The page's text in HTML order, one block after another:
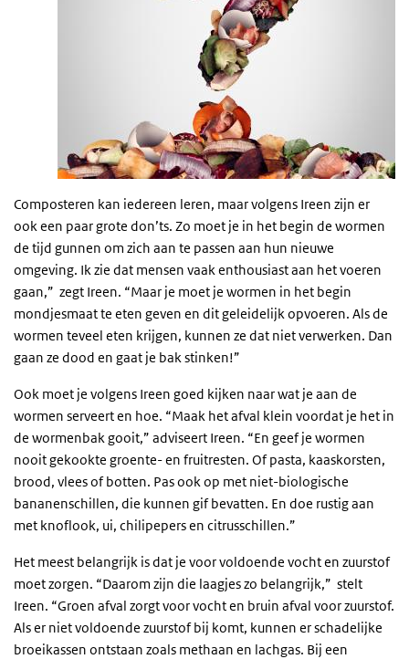
Composteren kan iedereen leren, maar volgens Ireen zijn er
ook een paar grote don’ts. Zo moet je in het begin de wormen
de tijd gunnen om zich aan te passen aan hun nieuwe
omgeving. Ik zie dat mensen vaak enthousiast aan het voeren
gaan,” zegt Ireen. “Maar je moet je wormen in het begin
mondjesmaat te eten geven en dit geleidelijk opvoeren. Als de
wormen teveel eten krijgen, kunnen ze dat niet verwerken. Dan
gaan ze dood en gaat je bak stinken!”
Ook moet je volgens Ireen goed kijken naar wat je aan de
wormen serveert en hoe. “Maak het afval klein voordat je het in
de wormenbak gooit,” adviseert Ireen. “En geef je wormen
nooit gekookte groente- en fruitresten. Of pasta, kaaskorsten,
brood, vlees of botten. Pas ook op met niet-biologische
bananenschillen, die kunnen gif bevatten. En doe rustig aan
met knoflook, ui, chilipepers en citrusschillen.”
Het meest belangrijk is dat je voor voldoende vocht en zuurstof
moet zorgen. “Daarom zijn die laagjes zo belangrijk,” stelt
Ireen. “Groen afval zorgt voor vocht en bruin afval voor zuurstof.
Als er niet voldoende zuurstof bij komt, kunnen er schadelijke
broeikassen ontstaan zoals methaan en lachgas. Bij een